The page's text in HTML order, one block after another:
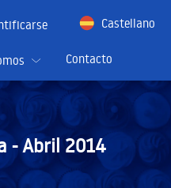
Castellano
Contacto
-Abril 2014